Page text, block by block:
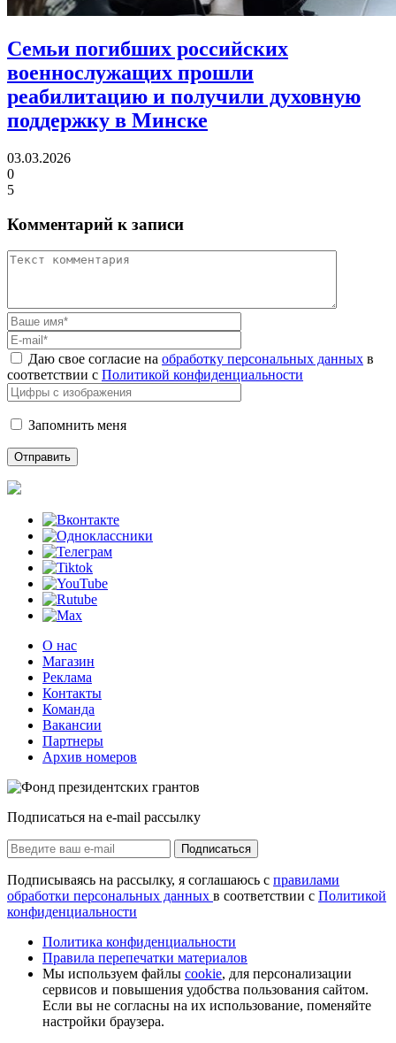
Семьи погибших российских
военнослужащих прошли
реабилитацию и получили духовную
поддержку в Минске
03.03.2026
0
5
Комментарий к записи
Даю свое согласие на обработку персональных данных в
соответствии с Политикой конфиденциальности
Запомнить меня
О нас
Магазин
Реклама
Контакты
Команда
Вакансии
Партнеры
Архив номеров
Подписаться на e-mail рассылку
Подписаться
Подписываясь на рассылку, я соглашаюсь с правилами
обработки персональных данных в соответствии с Политикой
конфиденциальности
Политика конфиденциальности
Правила перепечатки материалов
Мы используем файлы cookie, для персонализации
сервисов и повышения удобства пользования сайтом.
Если вы не согласны на их использование, поменяйте
настройки браузера.